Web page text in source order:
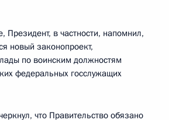
Президент, в частности, напомнил,
новый законопроект,
по воинским должностям
федеральных госслужащих
что Правительство обязано